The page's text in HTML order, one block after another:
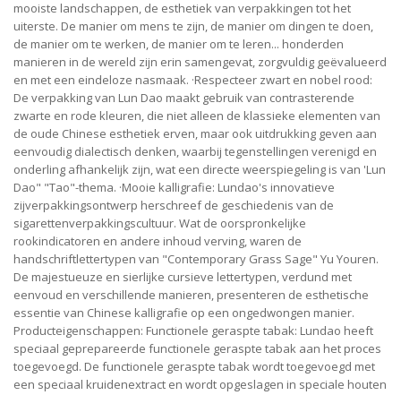
mooiste landschappen, de esthetiek van verpakkingen tot het
uiterste. De manier om mens te zijn, de manier om dingen te doen,
de manier om te werken, de manier om te leren... honderden
manieren in de wereld zijn erin samengevat, zorgvuldig geëvalueerd
en met een eindeloze nasmaak. ·Respecteer zwart en nobel rood:
De verpakking van Lun Dao maakt gebruik van contrasterende
zwarte en rode kleuren, die niet alleen de klassieke elementen van
de oude Chinese esthetiek erven, maar ook uitdrukking geven aan
eenvoudig dialectisch denken, waarbij tegenstellingen verenigd en
onderling afhankelijk zijn, wat een directe weerspiegeling is van 'Lun
Dao" "Tao"-thema. ·Mooie kalligrafie: Lundao's innovatieve
zijverpakkingsontwerp herschreef de geschiedenis van de
sigarettenverpakkingscultuur. Wat de oorspronkelijke
rookindicatoren en andere inhoud verving, waren de
handschriftlettertypen van "Contemporary Grass Sage" Yu Youren.
De majestueuze en sierlijke cursieve lettertypen, verdund met
eenvoud en verschillende manieren, presenteren de esthetische
essentie van Chinese kalligrafie op een ongedwongen manier.
Producteigenschappen: Functionele geraspte tabak: Lundao heeft
speciaal geprepareerde functionele geraspte tabak aan het proces
toegevoegd. De functionele geraspte tabak wordt toegevoegd met
een speciaal kruidenextract en wordt opgeslagen in speciale houten